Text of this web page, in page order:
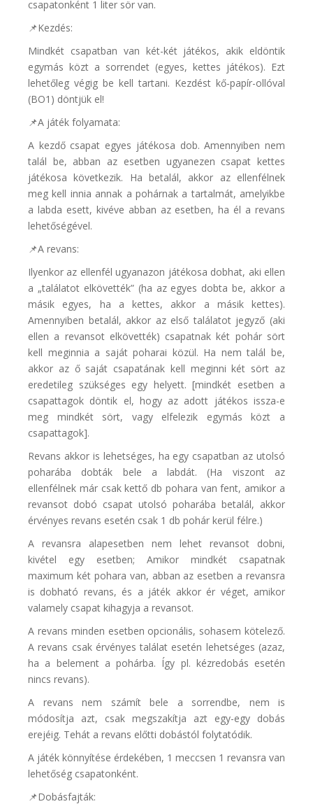
csapatonként 1 liter sör van.
📌Kezdés:
Mindkét csapatban van két-két játékos, akik eldöntik
egymás közt a sorrendet (egyes, kettes játékos). Ezt
lehetőleg végig be kell tartani. Kezdést kő-papír-ollóval
(BO1) döntjük el!
📌A játék folyamata:
A kezdő csapat egyes játékosa dob. Amennyiben nem
talál be, abban az esetben ugyanezen csapat kettes
játékosa következik. Ha betalál, akkor az ellenfélnek
meg kell innia annak a pohárnak a tartalmát, amelyikbe
a labda esett, kivéve abban az esetben, ha él a revans
lehetőségével.
📌A revans:
Ilyenkor az ellenfél ugyanazon játékosa dobhat, aki ellen
a „találatot elkövették” (ha az egyes dobta be, akkor a
másik egyes, ha a kettes, akkor a másik kettes).
Amennyiben betalál, akkor az első találatot jegyző (aki
ellen a revansot elkövették) csapatnak két pohár sört
kell meginnia a saját poharai közül. Ha nem talál be,
akkor az ő saját csapatának kell meginni két sört az
eredetileg szükséges egy helyett. [mindkét esetben a
csapattagok döntik el, hogy az adott játékos issza-e
meg mindkét sört, vagy elfelezik egymás közt a
csapattagok].
Revans akkor is lehetséges, ha egy csapatban az utolsó
poharába dobták bele a labdát. (Ha viszont az
ellenfélnek már csak kettő db pohara van fent, amikor a
revansot dobó csapat utolsó poharába betalál, akkor
érvényes revans esetén csak 1 db pohár kerül félre.)
A revansra alapesetben nem lehet revansot dobni,
kivétel egy esetben; Amikor mindkét csapatnak
maximum két pohara van, abban az esetben a revansra
is dobható revans, és a játék akkor ér véget, amikor
valamely csapat kihagyja a revansot.
A revans minden esetben opcionális, sohasem kötelező.
A revans csak érvényes találat esetén lehetséges (azaz,
ha a belement a pohárba. Így pl. kézredobás esetén
nincs revans).
A revans nem számít bele a sorrendbe, nem is
módosítja azt, csak megszakítja azt egy-egy dobás
erejéig. Tehát a revans előtti dobástól folytatódik.
A játék könnyítése érdekében, 1 meccsen 1 revansra van
lehetőség csapatonként.
📌Dobásfajták: